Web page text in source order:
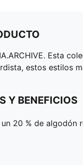
Esta
estos estilos
Y BENEFICIOS
20 % de algodón